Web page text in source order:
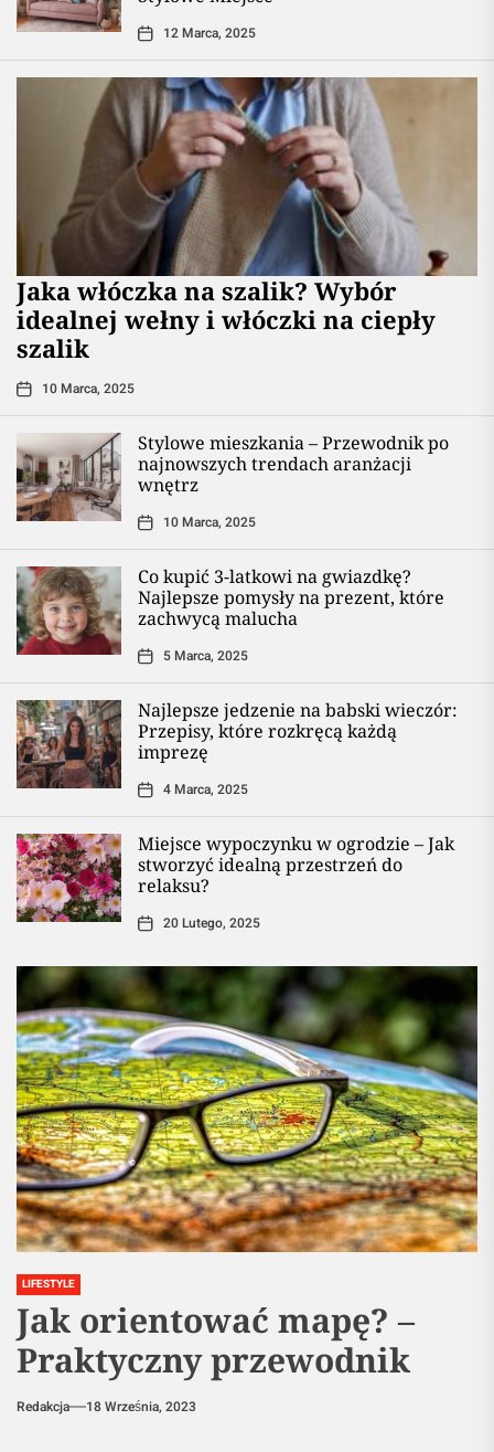
12 Marca, 2025
Jaka włóczka na szalik? Wybór
idealnej wełny i włóczki na ciepły
szalik
10 Marca, 2025
Stylowe mieszkania – Przewodnik po
najnowszych trendach aranżacji
wnętrz
10 Marca, 2025
Co kupić 3-latkowi na gwiazdkę?
Najlepsze pomysły na prezent, które
zachwycą malucha
5 Marca, 2025
Najlepsze jedzenie na babski wieczór:
Przepisy, które rozkręcą każdą
imprezę
4 Marca, 2025
Miejsce wypoczynku w ogrodzie – Jak
stworzyć idealną przestrzeń do
relaksu?
20 Lutego, 2025
LIFESTYLE
Jak orientować mapę? –
Praktyczny przewodnik
Redakcja 18 Września, 2023